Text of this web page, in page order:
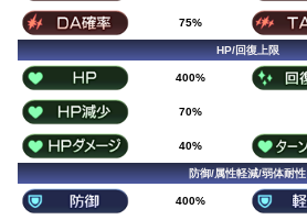
75%
HP/回復上限
400%
70%
40%
防御/属性軽減/弱体耐性
400%